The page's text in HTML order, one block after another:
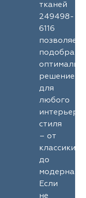
тканей
249498-
6116
позволяет
подобрать
решение
для
любого
стиля
– от
классики
до
модерна.
Если
не